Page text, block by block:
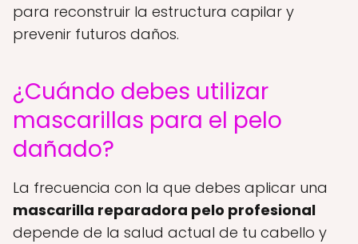
para reconstruir la estructura capilar y
prevenir futuros daños.
¿Cuándo debes utilizar
mascarillas para el pelo
dañado?
La frecuencia con la que debes aplicar una
mascarilla reparadora pelo profesional
depende de la salud actual de tu cabello y